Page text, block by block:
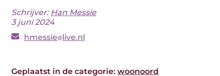
Schrijver: Han Messie
3 juni 2024
hmessie live.nl
Geplaatst in de categorie: woonoord